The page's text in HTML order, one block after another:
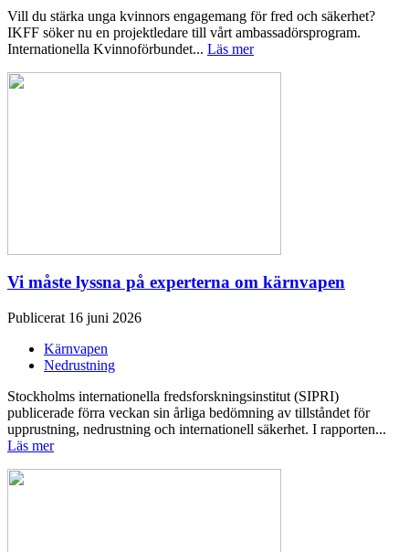
Vill du stärka unga kvinnors engagemang för fred och säkerhet?
IKFF söker nu en projektledare till vårt ambassadörsprogram.
Internationella Kvinnoförbundet... Läs mer
Vi måste lyssna på experterna om kärnvapen
Publicerat 16 juni 2026
Kärnvapen
Nedrustning
Stockholms internationella fredsforskningsinstitut (SIPRI)
publicerade förra veckan sin årliga bedömning av tillståndet för
upprustning, nedrustning och internationell säkerhet. I rapporten...
Läs mer